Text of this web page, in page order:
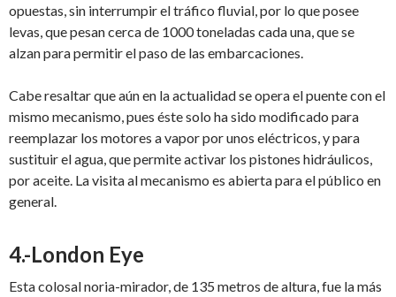
opuestas, sin interrumpir el tráfico fluvial, por lo que posee
levas, que pesan cerca de 1000 toneladas cada una, que se
alzan para permitir el paso de las embarcaciones.
Cabe resaltar que aún en la actualidad se opera el puente con el
mismo mecanismo, pues éste solo ha sido modificado para
reemplazar los motores a vapor por unos eléctricos, y para
sustituir el agua, que permite activar los pistones hidráulicos,
por aceite. La visita al mecanismo es abierta para el público en
general.
4.-London Eye
Esta colosal noria-mirador, de 135 metros de altura, fue la más